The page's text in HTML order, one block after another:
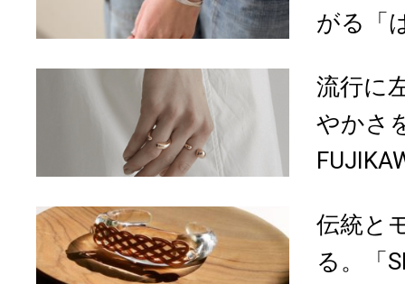
がる「
流行に
やかさ
伝統と
る。「